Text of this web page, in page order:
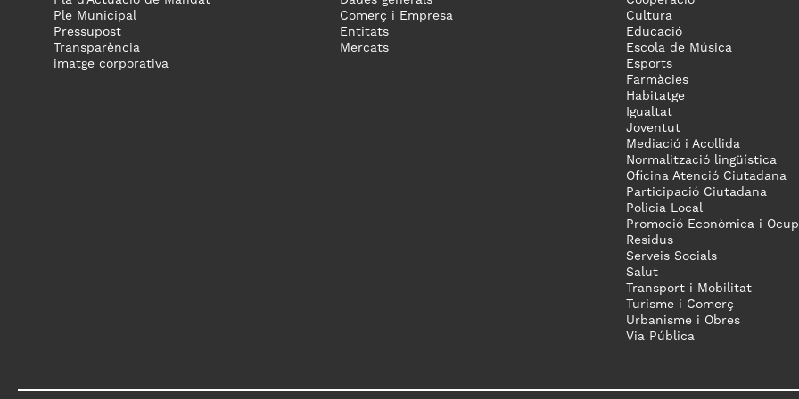
Ple Municipal
Pressupost
Transparència
imatge corporativa
Comerç i Empresa
Entitats
Mercats
Cultura
Educació
Escola de Música
Esports
Farmàcies
Habitatge
Igualtat
Joventut
Mediació i Acollida
Normalització lingüística
Oficina Atenció Ciutadana
Participació Ciutadana
Policia Local
Promoció Econòmica i
Residus
Serveis Socials
Salut
Transport i Mobilitat
Turisme i Comerç
Urbanisme i Obres
Via Pública